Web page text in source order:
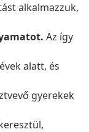
alkalmazzuk,
Az így
alatt, és
gyerekek